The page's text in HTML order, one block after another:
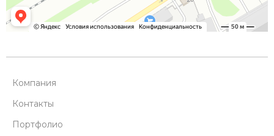
Компания
Контакты
Портфолио